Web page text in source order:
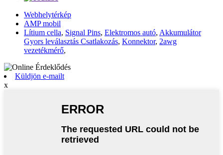
Webhelytérkép
AMP mobil
Lítium cella, Signal Pins, Elektromos autó, Akkumulátor
Gyors leválasztás Csatlakozás, Konnektor, 2awg
vezetékmérő,
Küldjön e-mailt
x